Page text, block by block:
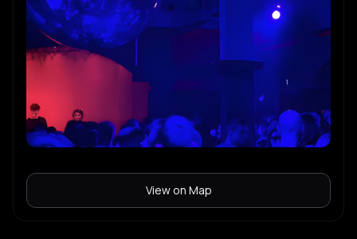
View on Map